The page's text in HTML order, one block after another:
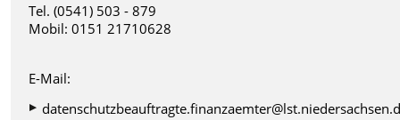
Tel. (0541) 503 - 879
Mobil: 0151 21710628
E-Mail: